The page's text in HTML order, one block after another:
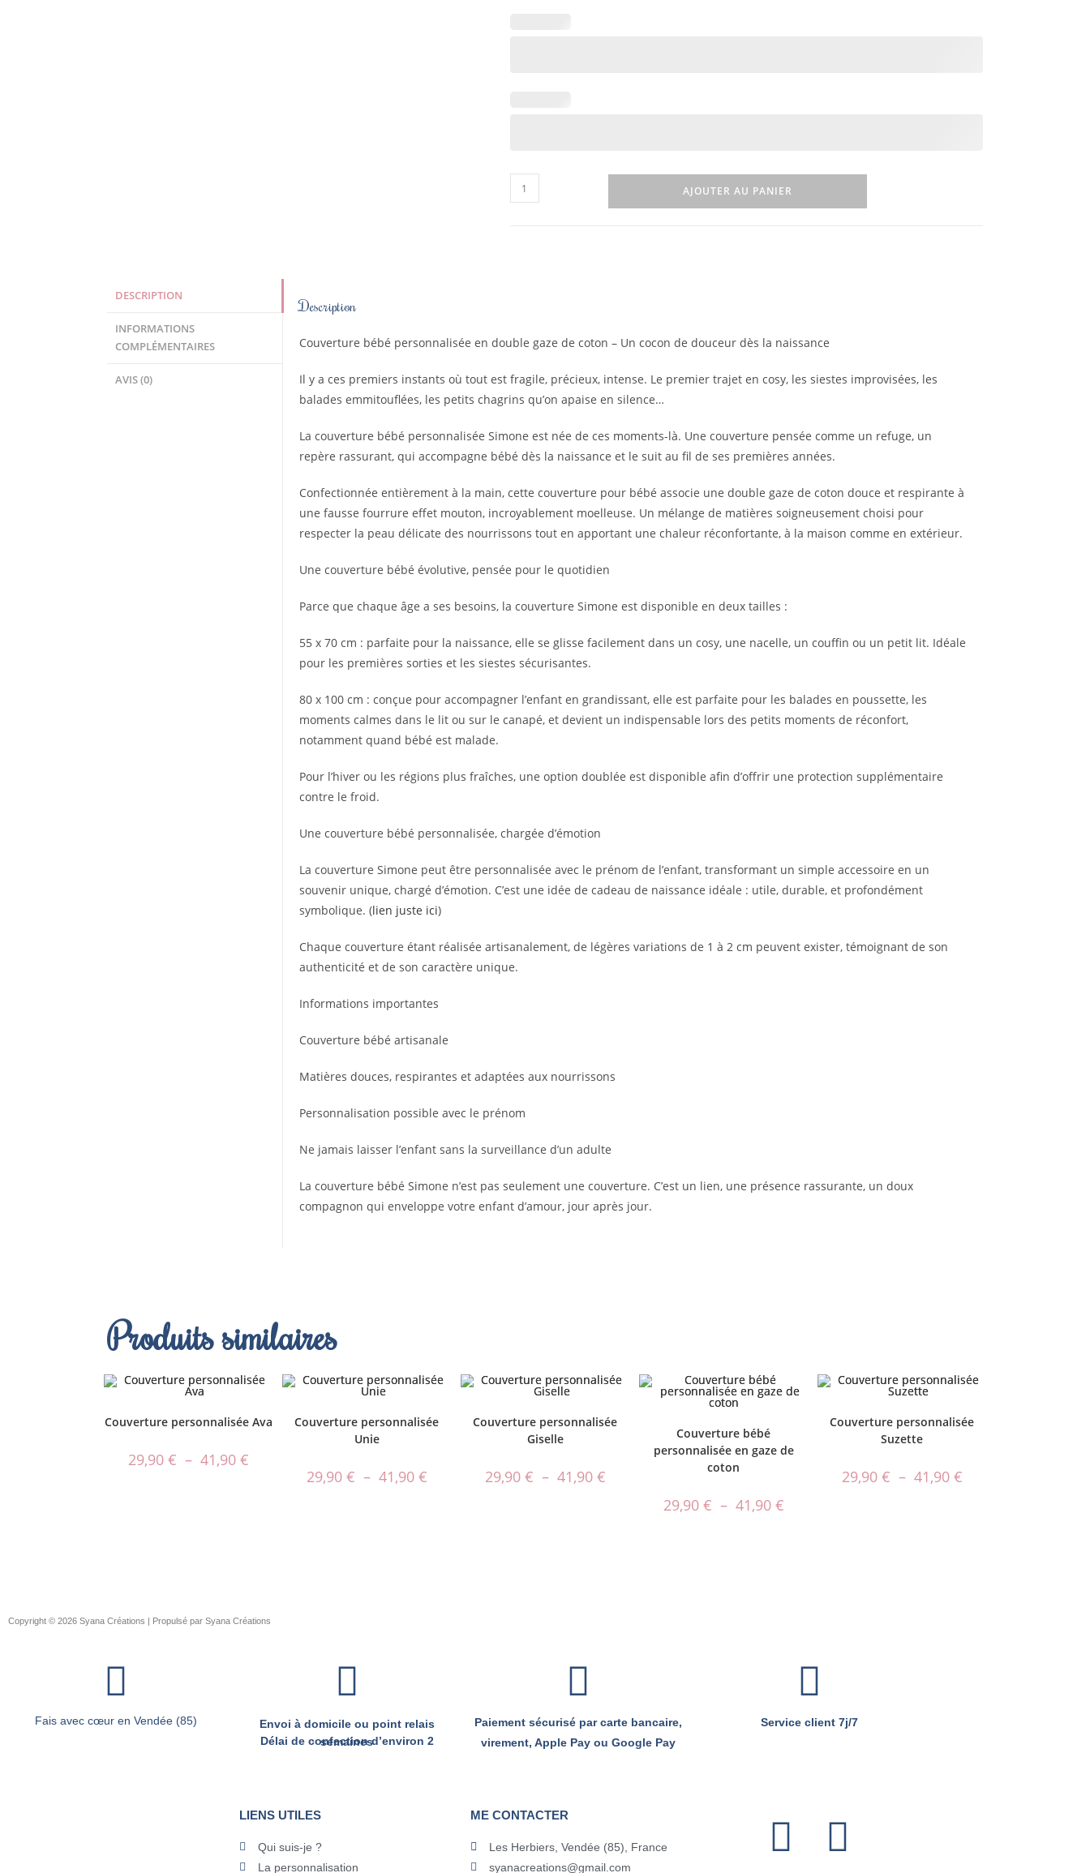
AJOUTER AU PANIER
DESCRIPTION
INFORMATIONS
COMPLÉMENTAIRES
AVIS (0)
Description
Couverture bébé personnalisée en double gaze de coton – Un cocon de douceur dès la naissance
Il y a ces premiers instants où tout est fragile, précieux, intense. Le premier trajet en cosy, les siestes improvisées, les
balades emmitouflées, les petits chagrins qu’on apaise en silence…
La couverture bébé personnalisée Simone est née de ces moments-là. Une couverture pensée comme un refuge, un
repère rassurant, qui accompagne bébé dès la naissance et le suit au fil de ses premières années.
Confectionnée entièrement à la main, cette couverture pour bébé associe une double gaze de coton douce et respirante à
une fausse fourrure effet mouton, incroyablement moelleuse. Un mélange de matières soigneusement choisi pour
respecter la peau délicate des nourrissons tout en apportant une chaleur réconfortante, à la maison comme en extérieur.
Une couverture bébé évolutive, pensée pour le quotidien
Parce que chaque âge a ses besoins, la couverture Simone est disponible en deux tailles :
55 x 70 cm : parfaite pour la naissance, elle se glisse facilement dans un cosy, une nacelle, un couffin ou un petit lit. Idéale
pour les premières sorties et les siestes sécurisantes.
80 x 100 cm : conçue pour accompagner l’enfant en grandissant, elle est parfaite pour les balades en poussette, les
moments calmes dans le lit ou sur le canapé, et devient un indispensable lors des petits moments de réconfort,
notamment quand bébé est malade.
Pour l’hiver ou les régions plus fraîches, une option doublée est disponible afin d’offrir une protection supplémentaire
contre le froid.
Une couverture bébé personnalisée, chargée d’émotion
La couverture Simone peut être personnalisée avec le prénom de l’enfant, transformant un simple accessoire en un
souvenir unique, chargé d’émotion. C’est une idée de cadeau de naissance idéale : utile, durable, et profondément
symbolique. (lien juste ici)
Chaque couverture étant réalisée artisanalement, de légères variations de 1 à 2 cm peuvent exister, témoignant de son
authenticité et de son caractère unique.
Informations importantes
Couverture bébé artisanale
Matières douces, respirantes et adaptées aux nourrissons
Personnalisation possible avec le prénom
Ne jamais laisser l’enfant sans la surveillance d’un adulte
La couverture bébé Simone n’est pas seulement une couverture. C’est un lien, une présence rassurante, un doux
compagnon qui enveloppe votre enfant d’amour, jour après jour.
Produits similaires
Couverture personnalisée Ava
29,90 € – 41,90 €
Couverture personnalisée
Unie
29,90 € – 41,90 €
Couverture personnalisée
Giselle
29,90 € – 41,90 €
Couverture bébé
personnalisée en gaze de
coton
29,90 € – 41,90 €
Couverture personnalisée
Suzette
29,90 € – 41,90 €
Copyright © 2026 Syana Créations | Propulsé par Syana Créations
Fais avec cœur en Vendée (85)
Envoi à domicile ou point relais
Délai de confection d’environ 2 semaines
Paiement sécurisé par carte bancaire,
virement, Apple Pay ou Google Pay
Service client 7j/7
LIENS UTILES
Qui suis-je ?
La personnalisation
ME CONTACTER
Les Herbiers, Vendée (85), France
syanacreations@gmail.com